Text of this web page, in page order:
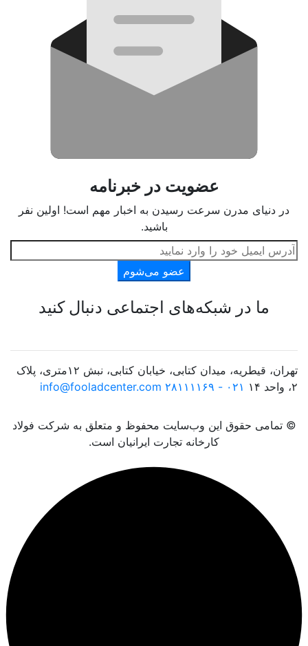
عضویت در خبرنامه
در دنیای مدرن سرعت رسیدن به اخبار مهم است! اولین نفر
باشید.
عضو می‌شوم
ما در شبکه‌های اجتماعی دنبال کنید
تهران، قیطریه، میدان کتابی، خیابان کتابی، نبش ۱۲متری، پلاک
۲، واحد ۱۴
۰۲۱ - ۲۸۱۱۱۱۶۹ info@fooladcenter.com
© تمامی حقوق این وب‌سایت محفوظ و متعلق به شرکت فولاد
کارخانه تجارت ایرانیان است.